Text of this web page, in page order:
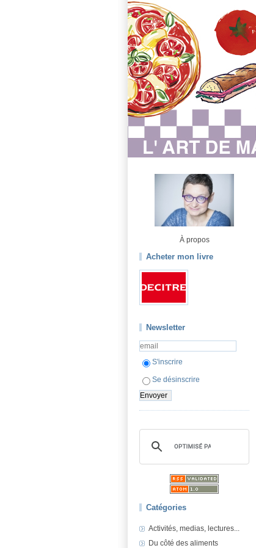
À propos
Acheter mon livre
Newsletter
S'inscrire
Se désinscrire
Catégories
Activités, medias, lectures...
Du côté des aliments